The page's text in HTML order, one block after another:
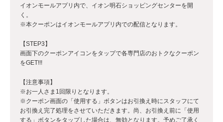
イオンモールアプリ内で、イオン明石ショッピングセンターを開
く。
※本クーポンはイオンモールアプリ内での配信となります。
【STEP3】
画面下のクーポンアイコンをタップで各専門店のおトクなクーポン
をGET!!!
【注意事項】
※お一人さま1回限りとなります。
※クーポン画面の「使用する」ボタンはお引換え時にスタッフにて
お引換え完了処理をさせていただきます。尚、お引換え前に「使用
する」ボタンをタップした場合は、無効となります。予めご了承く